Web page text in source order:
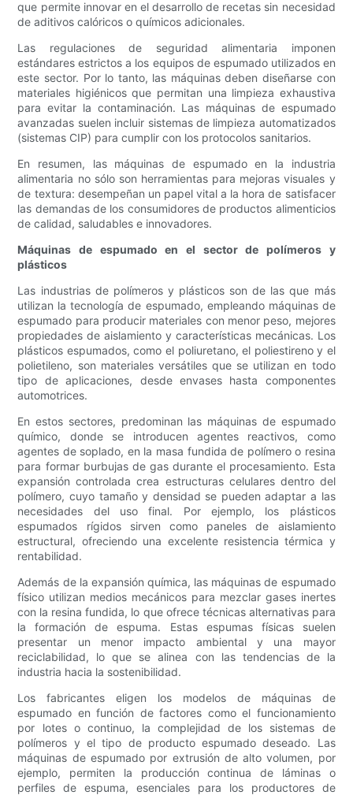
que permite innovar en el desarrollo de recetas sin necesidad
de aditivos calóricos o químicos adicionales.
Las regulaciones de seguridad alimentaria imponen
estándares estrictos a los equipos de espumado utilizados en
este sector. Por lo tanto, las máquinas deben diseñarse con
materiales higiénicos que permitan una limpieza exhaustiva
para evitar la contaminación. Las máquinas de espumado
avanzadas suelen incluir sistemas de limpieza automatizados
(sistemas CIP) para cumplir con los protocolos sanitarios.
En resumen, las máquinas de espumado en la industria
alimentaria no sólo son herramientas para mejoras visuales y
de textura: desempeñan un papel vital a la hora de satisfacer
las demandas de los consumidores de productos alimenticios
de calidad, saludables e innovadores.
Máquinas de espumado en el sector de polímeros y
plásticos
Las industrias de polímeros y plásticos son de las que más
utilizan la tecnología de espumado, empleando máquinas de
espumado para producir materiales con menor peso, mejores
propiedades de aislamiento y características mecánicas. Los
plásticos espumados, como el poliuretano, el poliestireno y el
polietileno, son materiales versátiles que se utilizan en todo
tipo de aplicaciones, desde envases hasta componentes
automotrices.
En estos sectores, predominan las máquinas de espumado
químico, donde se introducen agentes reactivos, como
agentes de soplado, en la masa fundida de polímero o resina
para formar burbujas de gas durante el procesamiento. Esta
expansión controlada crea estructuras celulares dentro del
polímero, cuyo tamaño y densidad se pueden adaptar a las
necesidades del uso final. Por ejemplo, los plásticos
espumados rígidos sirven como paneles de aislamiento
estructural, ofreciendo una excelente resistencia térmica y
rentabilidad.
Además de la expansión química, las máquinas de espumado
físico utilizan medios mecánicos para mezclar gases inertes
con la resina fundida, lo que ofrece técnicas alternativas para
la formación de espuma. Estas espumas físicas suelen
presentar un menor impacto ambiental y una mayor
reciclabilidad, lo que se alinea con las tendencias de la
industria hacia la sostenibilidad.
Los fabricantes eligen los modelos de máquinas de
espumado en función de factores como el funcionamiento
por lotes o continuo, la complejidad de los sistemas de
polímeros y el tipo de producto espumado deseado. Las
máquinas de espumado por extrusión de alto volumen, por
ejemplo, permiten la producción continua de láminas o
perfiles de espuma, esenciales para los productores de